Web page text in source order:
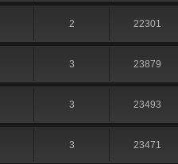
2 22301
3 23879
3 23493
3 23471